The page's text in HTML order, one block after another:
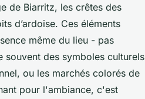
de Biarritz, les crêtes des
d’ardoise. Ces éléments
même du lieu - pas
souvent des symboles culturels
ou les marchés colorés de
pour l'ambiance, c'est